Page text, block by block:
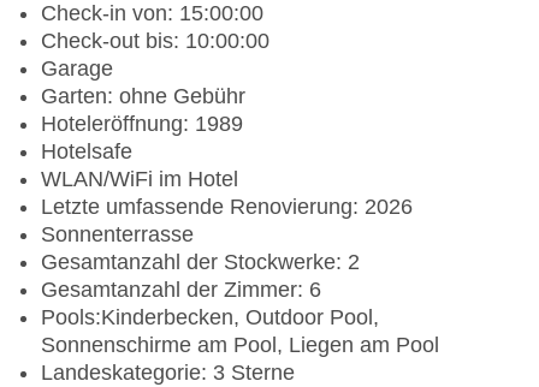
Check-in von: 15:00:00
Check-out bis: 10:00:00
Garage
Garten: ohne Gebühr
Hoteleröffnung: 1989
Hotelsafe
WLAN/WiFi im Hotel
Letzte umfassende Renovierung: 2026
Sonnenterrasse
Gesamtanzahl der Stockwerke: 2
Gesamtanzahl der Zimmer: 6
Pools:Kinderbecken, Outdoor Pool,
Sonnenschirme am Pool, Liegen am Pool
Landeskategorie: 3 Sterne